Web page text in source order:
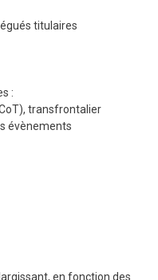
titulaires
:
transfrontalier
évènements
en fonction des